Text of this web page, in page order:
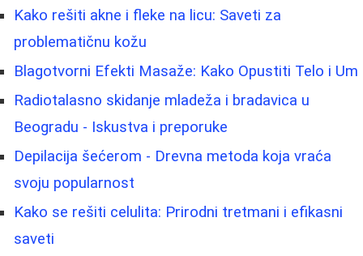
Kako rešiti akne i fleke na licu: Saveti za
problematičnu kožu
Blagotvorni Efekti Masaže: Kako Opustiti Telo i Um
Radiotalasno skidanje mladeža i bradavica u
Beogradu - Iskustva i preporuke
Depilacija šećerom - Drevna metoda koja vraća
svoju popularnost
Kako se rešiti celulita: Prirodni tretmani i efikasni
saveti